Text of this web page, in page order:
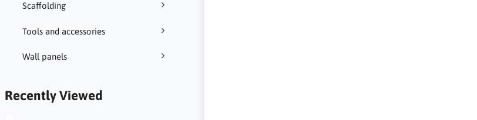
Scaffolding
Tools and accessories
Wall panels
Recently Viewed